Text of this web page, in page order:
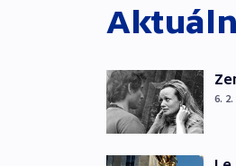
6. 2.